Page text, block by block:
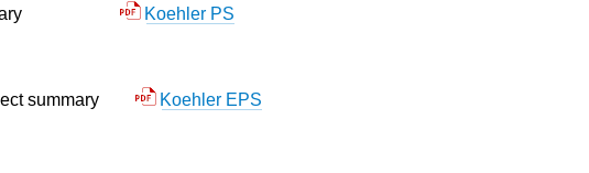
Koehler PS
summary Koehler EPS